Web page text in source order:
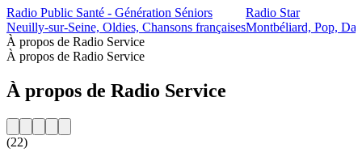
Radio Public Santé - Génération Séniors
Neuilly-sur-Seine, Oldies, Chansons françaises
Radio Star
Montbéliard, Pop,
À propos de Radio Service
À propos de Radio Service
À propos de Radio Service
(22)